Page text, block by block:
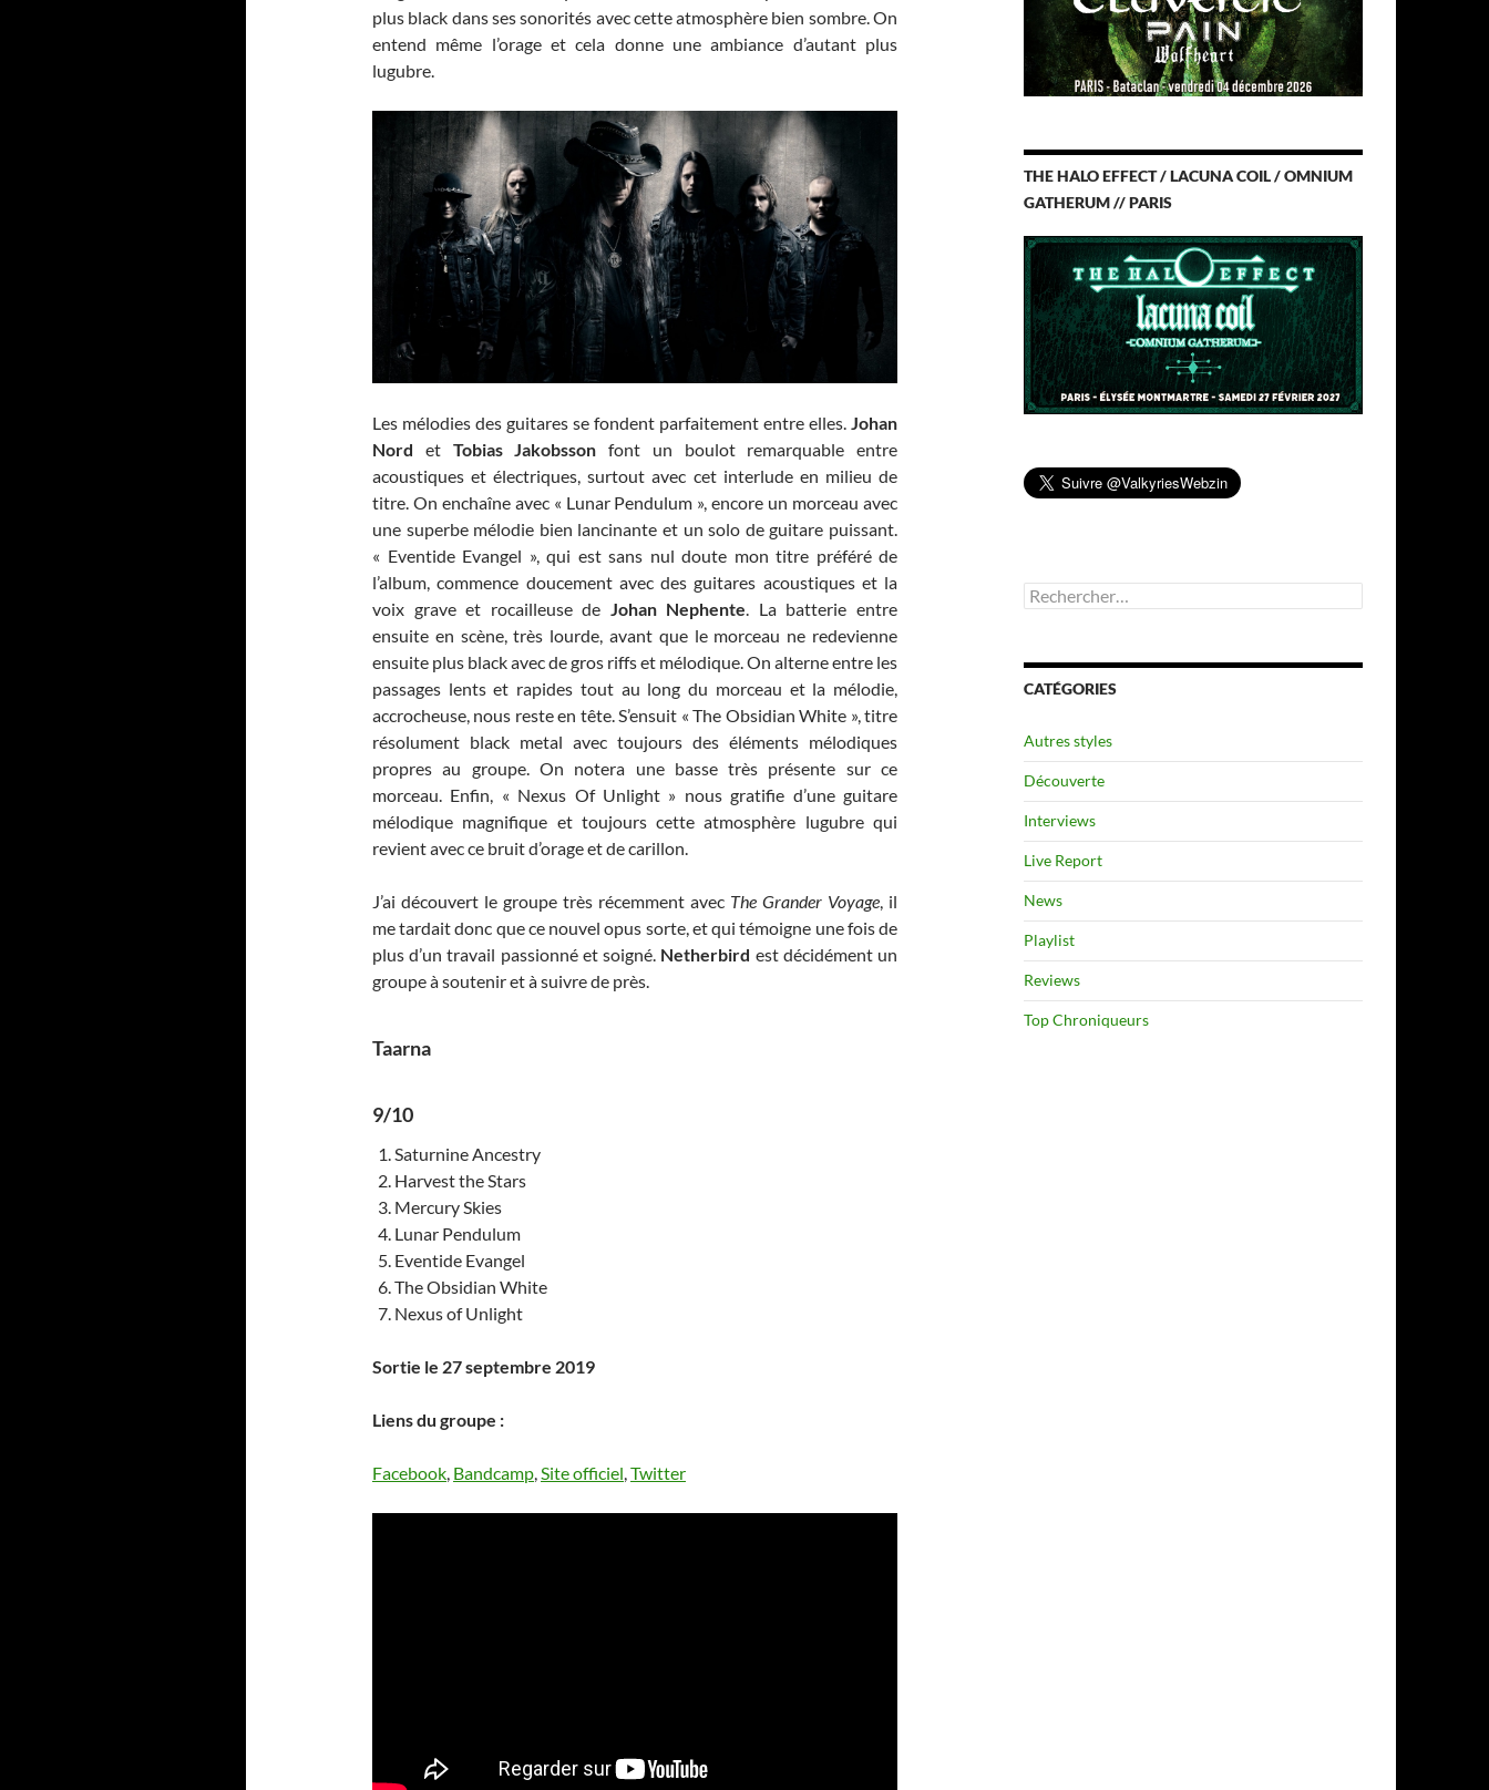
plus black dans ses sonorités avec cette atmosphère bien sombre. On
entend même l’orage et cela donne une ambiance d’autant plus
lugubre.
Les mélodies des guitares se fondent parfaitement entre elles. Johan
Nord et Tobias Jakobsson font un boulot remarquable entre
acoustiques et électriques, surtout avec cet interlude en milieu de
titre. On enchaîne avec « Lunar Pendulum », encore un morceau avec
une superbe mélodie bien lancinante et un solo de guitare puissant.
« Eventide Evangel », qui est sans nul doute mon titre préféré de
l’album, commence doucement avec des guitares acoustiques et la
voix grave et rocailleuse de
Johan Nephente . La batterie entre
ensuite en scène, très lourde, avant que le morceau ne redevienne
ensuite plus black avec de gros riffs et mélodique. On alterne entre les
passages lents et rapides tout au long du morceau et la mélodie,
accrocheuse, nous reste en tête. S’ensuit « The Obsidian White », titre
résolument black metal avec toujours des éléments mélodiques
propres au groupe. On notera une basse très présente sur ce
morceau. Enfin, « Nexus Of Unlight » nous gratifie d’une guitare
mélodique magnifique et toujours cette atmosphère lugubre qui
revient avec ce bruit d’orage et de carillon.
J’ai découvert le groupe très récemment avec The Grander Voyage , il
me tardait donc que ce nouvel opus sorte, et qui témoigne une fois de
plus d’un travail passionné et soigné. Netherbird est décidément un
groupe à soutenir et à suivre de près.
Taarna
9/10
Saturnine Ancestry
Harvest the Stars
Mercury Skies
Lunar Pendulum
Eventide Evangel
The Obsidian White
Nexus of Unlight
Sortie le 27 septembre 2019
Liens du groupe :
Facebook Bandcamp Site officiel Twitter
THE HALO EFFECT / LACUNA COIL / OMNIUM
GATHERUM // PARIS
Rechercher :
CATÉGORIES
Autres styles
Découverte
Interviews
Live Report
News
Playlist
Reviews
Top Chroniqueurs